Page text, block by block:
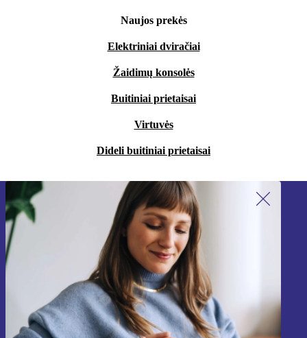
Naujos prekės
Elektriniai dviračiai
Žaidimų konsolės
Buitiniai prietaisai
Virtuvės
Dideli buitiniai prietaisai
Užsiprenumeruok mūsų naujienlaiškį!
Nebepraleisk nė vieno pasiūlymo.
Registruokitės